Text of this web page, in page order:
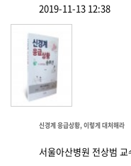
2019-11-13 12:38
신경계 응급상황, 이렇게 대처해라
서울아산병원 전상범